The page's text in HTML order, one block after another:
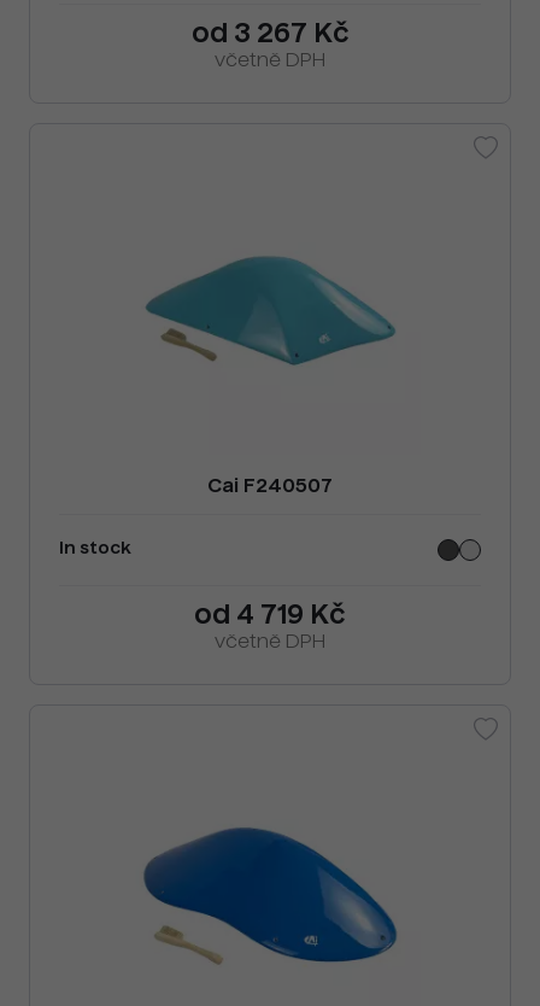
od 3 267 Kč
včetně DPH
Cai F240507
In stock
od 4 719 Kč
včetně DPH